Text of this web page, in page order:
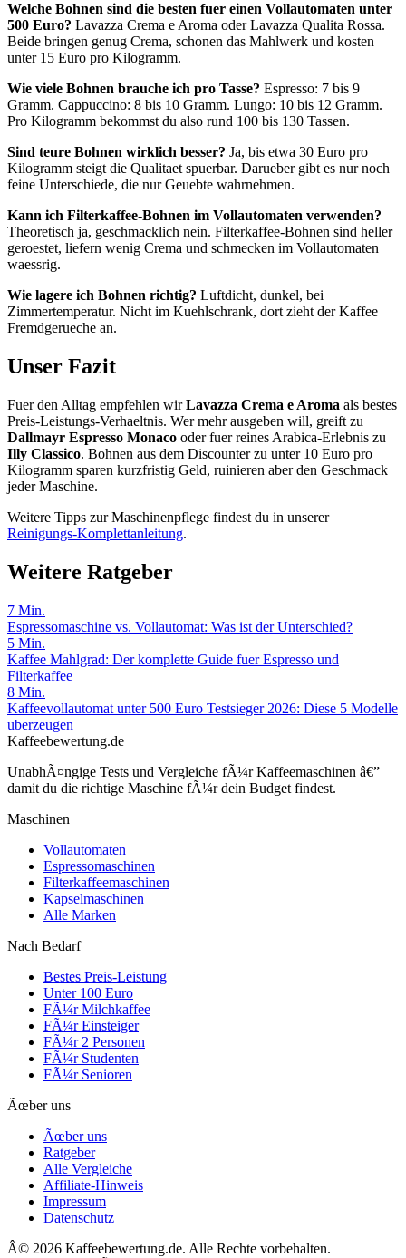
Welche Bohnen sind die besten fuer einen Vollautomaten unter
500 Euro? Lavazza Crema e Aroma oder Lavazza Qualita Rossa.
Beide bringen genug Crema, schonen das Mahlwerk und kosten
unter 15 Euro pro Kilogramm.
Wie viele Bohnen brauche ich pro Tasse? Espresso: 7 bis 9
Gramm. Cappuccino: 8 bis 10 Gramm. Lungo: 10 bis 12 Gramm.
Pro Kilogramm bekommst du also rund 100 bis 130 Tassen.
Sind teure Bohnen wirklich besser? Ja, bis etwa 30 Euro pro
Kilogramm steigt die Qualitaet spuerbar. Darueber gibt es nur noch
feine Unterschiede, die nur Geuebte wahrnehmen.
Kann ich Filterkaffee-Bohnen im Vollautomaten verwenden?
Theoretisch ja, geschmacklich nein. Filterkaffee-Bohnen sind heller
geroestet, liefern wenig Crema und schmecken im Vollautomaten
waessrig.
Wie lagere ich Bohnen richtig? Luftdicht, dunkel, bei
Zimmertemperatur. Nicht im Kuehlschrank, dort zieht der Kaffee
Fremdgerueche an.
Unser Fazit
Fuer den Alltag empfehlen wirLavazza Crema e Aroma als bestes
Preis-Leistungs-Verhaeltnis. Wer mehr ausgeben will, greift zu
Dallmayr Espresso Monaco oder fuer reines Arabica-Erlebnis zu
Illy Classico. Bohnen aus dem Discounter zu unter 10 Euro pro
Kilogramm sparen kurzfristig Geld, ruinieren aber den Geschmack
jeder Maschine.
Weitere Tipps zur Maschinenpflege findest du in unserer
Reinigungs-Komplettanleitung.
Weitere Ratgeber
7 Min.
Espressomaschine vs. Vollautomat: Was ist der Unterschied?
5 Min.
Kaffee Mahlgrad: Der komplette Guide fuer Espresso und
Filterkaffee
8 Min.
Kaffeevollautomat unter 500 Euro Testsieger 2026: Diese 5 Modelle
uberzeugen
Kaffeebewertung.de
UnabhÃ¤ngige Tests und Vergleiche fÃ¼r Kaffeemaschinen â€”
damit du die richtige Maschine fÃ¼r dein Budget findest.
Maschinen
Vollautomaten
Espressomaschinen
Filterkaffeemaschinen
Kapselmaschinen
Alle Marken
Nach Bedarf
Bestes Preis-Leistung
Unter 100 Euro
FÃ¼r Milchkaffee
FÃ¼r Einsteiger
FÃ¼r 2 Personen
FÃ¼r Studenten
FÃ¼r Senioren
Ãœber uns
Ãœber uns
Ratgeber
Alle Vergleiche
Affiliate-Hinweis
Impressum
Datenschutz
Â© 2026 Kaffeebewertung.de. Alle Rechte vorbehalten.